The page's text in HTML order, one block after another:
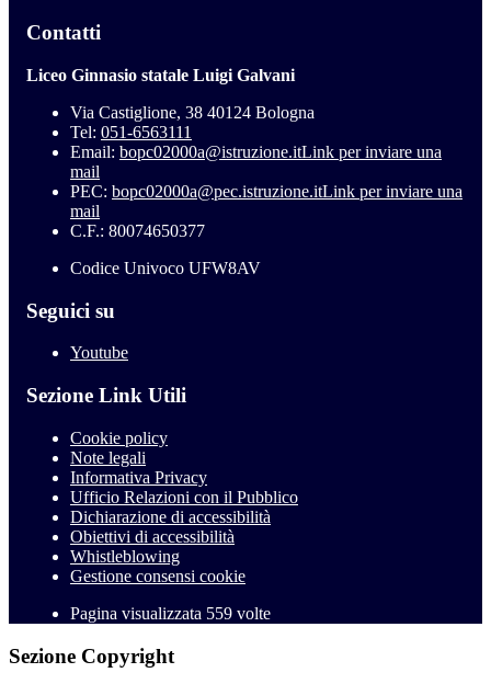
Contatti
Liceo Ginnasio statale Luigi Galvani
Via Castiglione, 38 40124 Bologna
Tel: 051-6563111
Email: bopc02000a@istruzione.itLink per inviare una
mail
PEC: bopc02000a@pec.istruzione.itLink per inviare una
mail
C.F.: 80074650377
Codice Univoco UFW8AV
Seguici su
Youtube
Sezione Link Utili
Cookie policy
Note legali
Informativa Privacy
Ufficio Relazioni con il Pubblico
Dichiarazione di accessibilità
Obiettivi di accessibilità
Whistleblowing
Gestione consensi cookie
Pagina visualizzata 559 volte
Sezione Copyright